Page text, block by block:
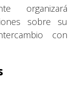
organizará
sobre su
con